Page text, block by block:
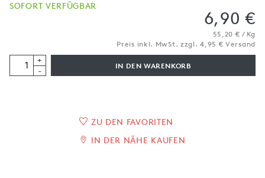
SOFORT VERFÜGBAR
6,90 €
55,20 € / Kg
Preis inkl. MwSt. zzgl. 4,95 € Versand
+
-
IN DEN WARENKORB
ZU DEN FAVORITEN
IN DER NÄHE KAUFEN